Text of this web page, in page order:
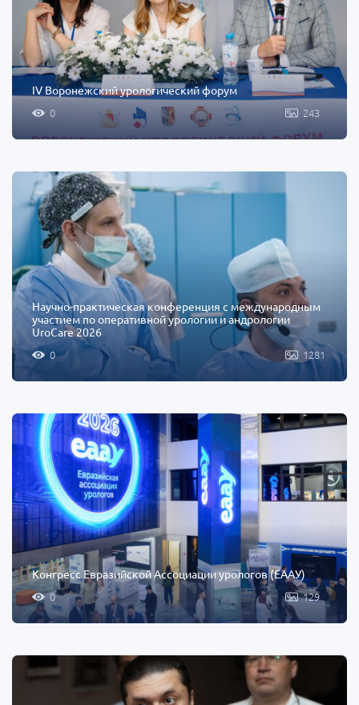
IV Воронежский урологический форум
0 243
Научно-практическая конференция с международным
участием по оперативной урологии и андрологии
UroCare 2026
0 1281
Конгресс Евразийской Ассоциации урологов (EAAУ)
0 129